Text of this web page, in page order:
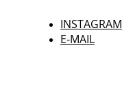
INSTAGRAM
E-MAIL